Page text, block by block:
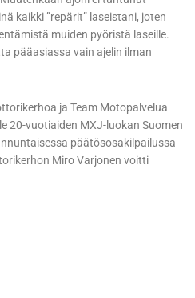
kaikki ”repärit” laseistani, joten
muiden pyöristä laseille.
pääasiassa vain ajelin ilman
ja Team Motopalvelua
20-vuotiaiden MXJ-luokan Suomen
päätösosakilpailussa
Miro Varjonen voitti